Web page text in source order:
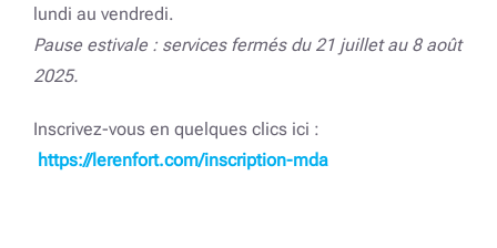
lundi au vendredi.
Pause estivale : services fermés du 21 juillet au 8 août
2025.
Inscrivez-vous en quelques clics ici :
https://lerenfort.com/inscription-mda